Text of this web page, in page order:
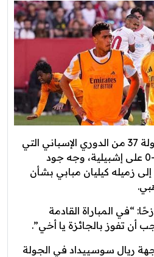
هاي كورة- في مباراة الجولة 37 من الدوري الإسباني التي
انتهت بفوز ريال مدريد 2-0 على إشبيلية، وجه جود
زميله كيليان مبابي بشأن
“في المباراة القادمة
أن تفوز بالجائزة يا أخي”.
ريال سوسييداد في الجولة